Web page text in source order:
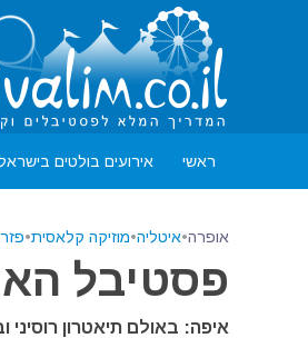
ראשי אירועים בולטים
אופרה•איטליה•מוזיקה קלאסית•
פסטיבל
איפה: באולם תיאטרון